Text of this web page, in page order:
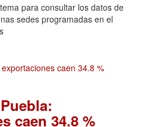
para consultar los datos de
sedes programadas en el
caen 34.8 %